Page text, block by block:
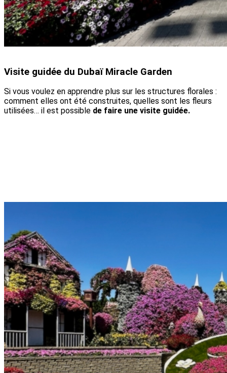
Visite guidée du Dubaï Miracle Garden
Si vous voulez en apprendre plus sur les structures florales :
comment elles ont été construites, quelles sont les fleurs
utilisées… il est possible de faire une visite guidée.